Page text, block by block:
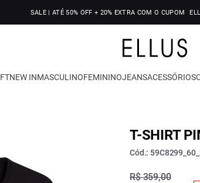
SALE | ATÉ 50% OFF + 20% EXTRA COM O CUPOM
NEW INMASCULINOFEMININOJEANSACESSÓRIOS
T-SHIRT
Cód.:
R$ 359,00